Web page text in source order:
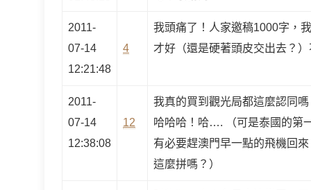
2011-
07-14
12:21:48
4
我頭痛了！人家邀稿1000字，
才好（還是硬著頭皮交出去？
2011-
07-14
12:38:08
12
我真的買到觀光局都這麼認同
哈哈哈！哈…. （可是泰國的第
有必要趕澳門早一點的飛機回
這麼拼嗎？）